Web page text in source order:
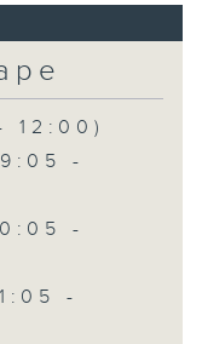
12:00)
-
-
-